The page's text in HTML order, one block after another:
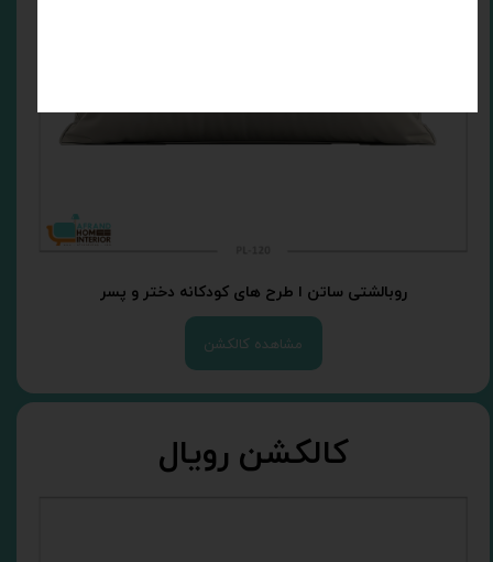
روبالشتی ساتن ا طرح های کودکانه دختر و پسر
مشاهده کالکشن
کالکشن رویال